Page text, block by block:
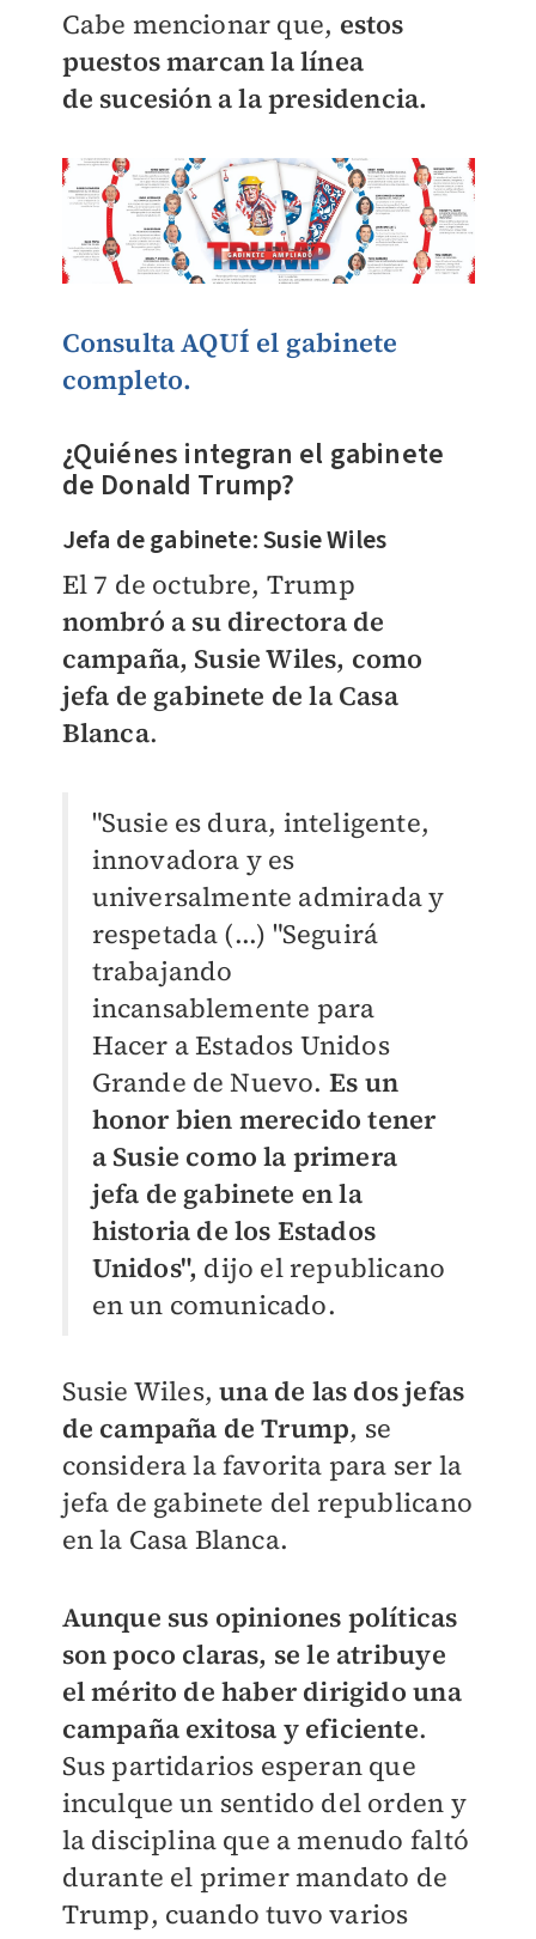
Cabe mencionar que, estos
puestos marcan la línea
de sucesión a la presidencia.
Consulta AQUÍ el gabinete
completo.
¿Quiénes integran el gabinete
de Donald Trump?
Jefa de gabinete: Susie Wiles
El 7 de octubre, Trump
nombró a su directora de
campaña, Susie Wiles, como
jefa de gabinete de la Casa
Blanca.
"Susie es dura, inteligente,
innovadora y es
universalmente admirada y
respetada (...) "Seguirá
trabajando
incansablemente para
Hacer a Estados Unidos
Grande de Nuevo. Es un
honor bien merecido tener
a Susie como la primera
jefa de gabinete en la
historia de los Estados
Unidos", dijo el republicano
en un comunicado.
Susie Wiles, una de las dos jefas
de campaña de Trump, se
considera la favorita para ser la
jefa de gabinete del republicano
en la Casa Blanca.
Aunque sus opiniones políticas
son poco claras, se le atribuye
el mérito de haber dirigido una
campaña exitosa y eficiente.
Sus partidarios esperan que
inculque un sentido del orden y
la disciplina que a menudo faltó
durante el primer mandato de
Trump, cuando tuvo varios